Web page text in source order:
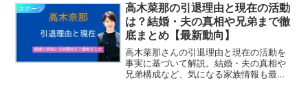
スポーツ
高木菜那の引退理由と現在の活動
は？結婚・夫の真相や兄弟まで徹
底まとめ【最新動向】
高木菜那さんの引退理由と現在の活動を
事実に基づいて解説。結婚・夫の真相や
兄弟構成など、気になる家族情報も最新